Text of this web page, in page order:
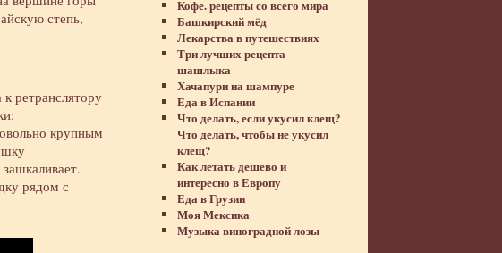
степь,
ретранслятору
:
крупным
рядом с
Кофе. рецепты со всего мира
Башкирский мёд
Лекарства в путешествиях
Три лучших рецепта
шашлыка
Хачапури на шампуре
Еда в Испании
Что делать, если укусил клещ?
Что делать, чтобы не укусил
клещ?
Как летать дешево и
интересно в Европу
Еда в Грузии
Моя Мексика
Музыка виноградной лозы